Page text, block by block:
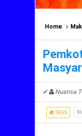
Home
✔ Nuansa
TAGS